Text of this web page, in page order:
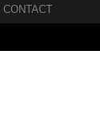
CONTACT